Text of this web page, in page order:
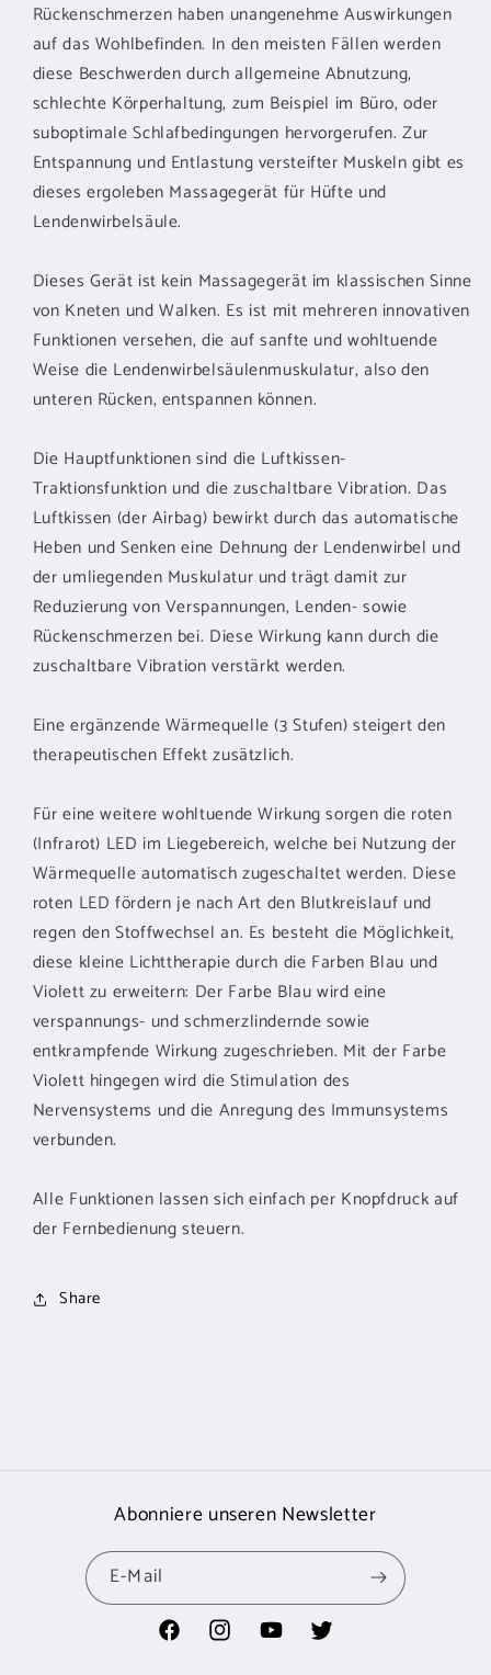
Rückenschmerzen haben unangenehme Auswirkungen
auf das Wohlbefinden. In den meisten Fällen werden
diese Beschwerden durch allgemeine Abnutzung,
schlechte Körperhaltung, zum Beispiel im Büro, oder
suboptimale Schlafbedingungen hervorgerufen. Zur
Entspannung und Entlastung versteifter Muskeln gibt es
dieses ergoleben Massagegerät für Hüfte und
Lendenwirbelsäule.
Dieses Gerät ist kein Massagegerät im klassischen Sinne
von Kneten und Walken. Es ist mit mehreren innovativen
Funktionen versehen, die auf sanfte und wohltuende
Weise die Lendenwirbelsäulenmuskulatur, also den
unteren Rücken, entspannen können.
Die Hauptfunktionen sind die Luftkissen-
Traktionsfunktion und die zuschaltbare Vibration. Das
Luftkissen (der Airbag) bewirkt durch das automatische
Heben und Senken eine Dehnung der Lendenwirbel und
der umliegenden Muskulatur und trägt damit zur
Reduzierung von Verspannungen, Lenden- sowie
Rückenschmerzen bei. Diese Wirkung kann durch die
zuschaltbare Vibration verstärkt werden.
Eine ergänzende Wärmequelle (3 Stufen) steigert den
therapeutischen Effekt zusätzlich.
Für eine weitere wohltuende Wirkung sorgen die roten
(Infrarot) LED im Liegebereich, welche bei Nutzung der
Wärmequelle automatisch zugeschaltet werden. Diese
roten LED fördern je nach Art den Blutkreislauf und
regen den Stoffwechsel an. Es besteht die Möglichkeit,
diese kleine Lichttherapie durch die Farben Blau und
Violett zu erweitern: Der Farbe Blau wird eine
verspannungs- und schmerzlindernde sowie
entkrampfende Wirkung zugeschrieben. Mit der Farbe
Violett hingegen wird die Stimulation des
Nervensystems und die Anregung des Immunsystems
verbunden.
Alle Funktionen lassen sich einfach per Knopfdruck auf
der Fernbedienung steuern.
Share
Abonniere unseren Newsletter
E-Mail
FacebookInstagramYouTubeTwitter